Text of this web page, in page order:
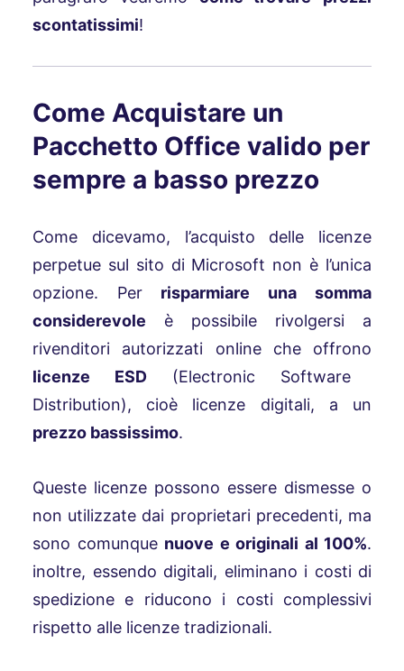
scontatissimi!
Come Acquistare un
Pacchetto Office valido per
sempre a basso prezzo
Come dicevamo, l’acquisto delle licenze
perpetue sul sito di Microsoft non è l’unica
opzione. Per risparmiare una somma
considerevole è possibile rivolgersi a
rivenditori autorizzati online che offrono
licenze ESD (Electronic Software
Distribution), cioè licenze digitali, a un
prezzo bassissimo.
Queste licenze possono essere dismesse o
non utilizzate dai proprietari precedenti, ma
sono comunque nuove e originali al 100%.
inoltre, essendo digitali, eliminano i costi di
spedizione e riducono i costi complessivi
rispetto alle licenze tradizionali.